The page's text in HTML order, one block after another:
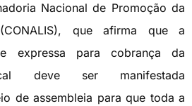
Nacional de Promoção da
que afirma que a
expressa para cobrança da
deve ser manifestada
de assembleia para que toda a